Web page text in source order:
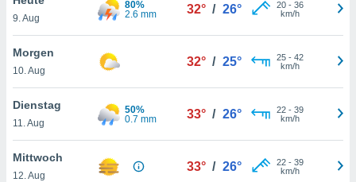
oder
Partner
es uns
das
der
Profil zu
Ihnen
9. Aug
80%
2.6 mm
32° / 26° 20- 36
km/h
Morgen
10. Aug
32° / 25° 25- 42
km/h
Dienstag
11. Aug
50%
0.7 mm
33° / 26° 22- 39
km/h
Mittwoch
12. Aug
33° / 26° 22- 39
km/h